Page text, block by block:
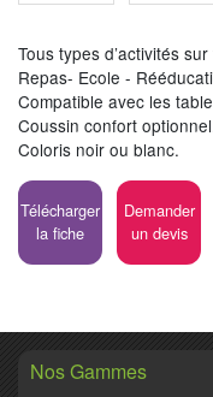
Tous types d’activités
Repas- Ecole -
Compatible avec les
Coussin confort
Coloris noir ou blanc.
Télécharger
la fiche
Demander
un devis
Nos Gammes